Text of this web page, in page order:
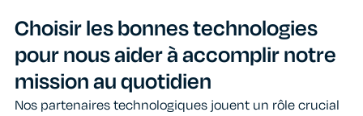
Choisir les bonnes technologies
pour nous aider à accomplir notre
mission au quotidien
Nos partenaires technologiques jouent un rôle crucial